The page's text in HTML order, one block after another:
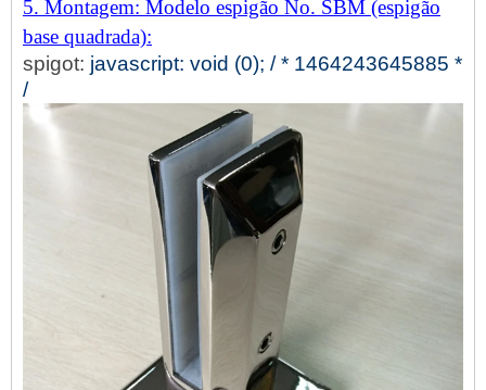
5. Montagem: Modelo espigão No. SBM (espigão
base quadrada):
spigot: javascript: void (0); / * 1464243645885 *
/